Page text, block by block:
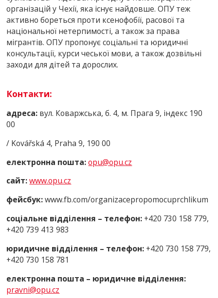
організацій у Чехії, яка існує найдовше. ОПУ теж
активно бореться проти ксенофобії, расової та
національної нетерпимості, а також за права
мігрантів. ОПУ пропонує соціальні та юридичні
консультації, курси чеської мови, а також дозвільні
заходи для дітей та дорослих.
Контакти:
адреса: вул. Коваржська, б. 4, м. Прага 9, індекс 190
00
/ Kovářská 4, Praha 9, 190 00
електронна пошта: оpu@оpu.cz
сайт: www.opu.cz
фейсбук:www.fb.cоm/оrganizacеprоpоmоcuprchlikum
соціальне відділення – телефон: +420 730 158 779,
+420 739 413 983
юридичне відділення – телефон: +420 730 158 779,
+420 730 158 781
електронна пошта – юридичне відділення:
pravni@оpu.cz